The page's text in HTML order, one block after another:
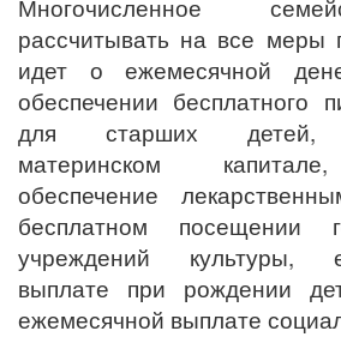
Многочисленное
рассчитывать на все меры
идет о ежемесячной
обеспечении бесплатного
для старших детей,
материнском
обеспечение
бесплатном посещении
учреждений культуры,
выплате при рождении
ежемесячной выплате